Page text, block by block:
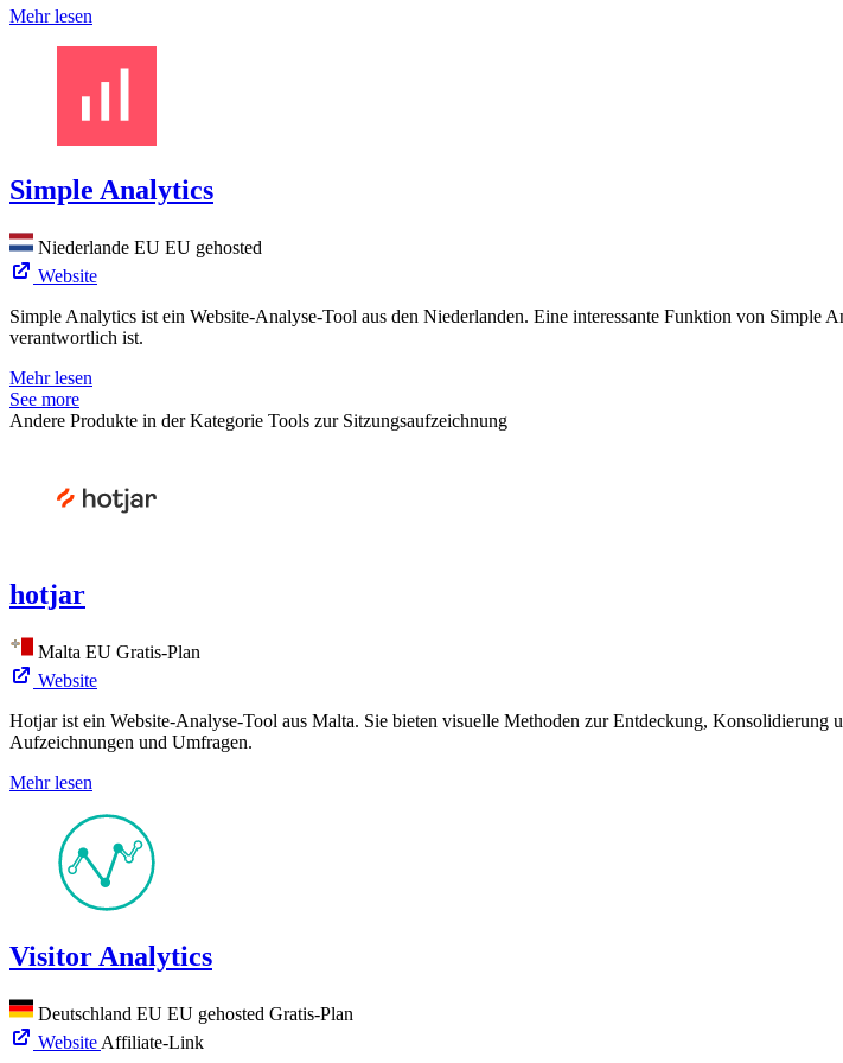
Mehr lesen
Simple Analytics
Niederlande EU EU gehosted
Website
Simple Analytics ist ein Website-Analyse-Tool aus den Niederlanden. Eine interessante Funktion von
verantwortlich ist.
Mehr lesen
See more
Andere Produkte in der Kategorie Tools zur Sitzungsaufzeichnung
hotjar
Malta EU Gratis-Plan
Website
Hotjar ist ein Website-Analyse-Tool aus Malta. Sie bieten visuelle Methoden zur Entdeckung,
Aufzeichnungen und Umfragen.
Mehr lesen
Visitor Analytics
Deutschland EU EU gehosted Gratis-Plan
Website Affiliate-Link